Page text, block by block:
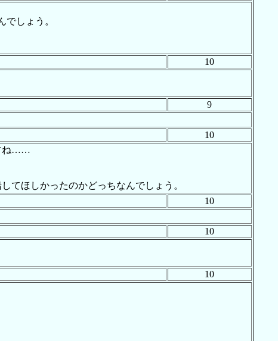
しょう。
10
9
10
ね……
てほしかったのかどっちなんでしょう。
10
10
10